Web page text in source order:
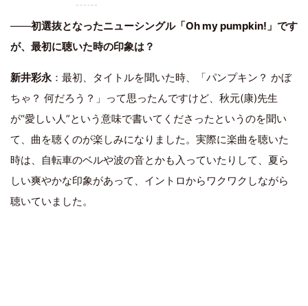
――初選抜となったニューシングル「Oh my pumpkin!」です
が、最初に聴いた時の印象は？
新井彩永：最初、タイトルを聞いた時、「パンプキン？ かぼ
ちゃ？ 何だろう？」って思ったんですけど、秋元(康)先生
が“愛しい人”という意味で書いてくださったというのを聞い
て、曲を聴くのが楽しみになりました。実際に楽曲を聴いた
時は、自転車のベルや波の音とかも入っていたりして、夏ら
しい爽やかな印象があって、イントロからワクワクしながら
聴いていました。